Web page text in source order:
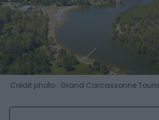
Crédit photo : Grand Carcassonne